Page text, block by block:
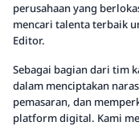
perusahaan yang
mencari talenta terbaik
Editor.
Sebagai bagian dari tim
dalam menciptakan
pemasaran, dan
platform digital. Kami